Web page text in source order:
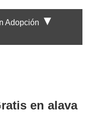
Adopción ▼
en alava